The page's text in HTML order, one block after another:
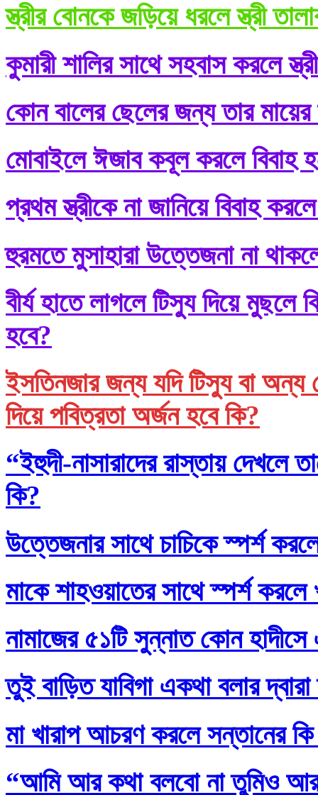
স্ত্রীর বোনকে জড়িয়ে ধরলে স্ত্রী
কুমারী শালির সাথে সহবাস করলে
কোন বালের ছেলের জন্য তার মায়ের
মোবাইলে ঈজাব কবূল করলে বিবাহ
প্রথম স্ত্রীকে না জানিয়ে বিবাহ
হুরমতে মুসাহারা উত্তেজনা না
বীর্য হাতে লাগলে টিস্যু দিয়ে
হবে?
ইসতিনজার জন্য যদি টিস্যু বা অন্য
দিয়ে পবিত্রতা অর্জন হবে কি?
“ইহুদী-নাসারাদের রাস্তায় দেখলে
কি?
উত্তেজনার সাথে চাচিকে স্পর্শ
মাকে শাহওয়াতের সাথে স্পর্শ করলে
নামাজের ৫১টি সুন্নাত কোন হাদীসে
তুই বাড়িত যাবিগা একথা বলার
মা খারাপ আচরণ করলে সন্তানের
“আমি আর কথা বলবো না তুমিও আর